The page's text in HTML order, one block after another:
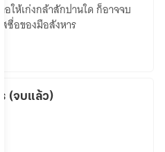
ให้เก่งกล้าสักปานใด ก็อาจจบ
สซื่อของมือสังหาร
(จบแล้ว)